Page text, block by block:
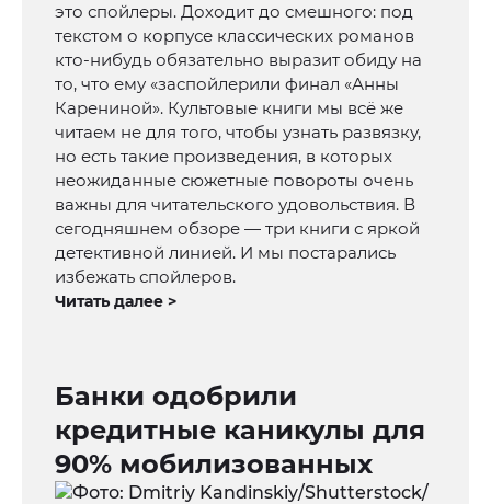
это спойлеры. Доходит до смешного: под
текстом о корпусе классических романов
кто-нибудь обязательно выразит обиду на
то, что ему «заспойлерили финал «Анны
Карениной». Культовые книги мы всё же
читаем не для того, чтобы узнать развязку,
но есть такие произведения, в которых
неожиданные сюжетные повороты очень
важны для читательского удовольствия. В
сегодняшнем обзоре — три книги с яркой
детективной линией. И мы постарались
избежать спойлеров.
Читать далее >
Банки одобрили
кредитные каникулы для
90% мобилизованных